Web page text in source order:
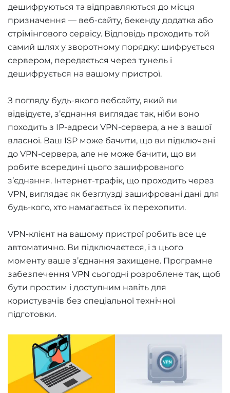
дешифруються та відправляються до місця
призначення — веб-сайту, бекенду додатка або
стрімінгового сервісу. Відповідь проходить той
самий шлях у зворотному порядку: шифрується
сервером, передається через тунель і
дешифрується на вашому пристрої.
З погляду будь-якого вебсайту, який ви
відвідуєте, з’єднання виглядає так, ніби воно
походить з IP-адреси VPN-сервера, а не з вашої
власної. Ваш ISP може бачити, що ви підключені
до VPN-сервера, але не може бачити, що ви
робите всередині цього зашифрованого
з’єднання. Інтернет-трафік, що проходить через
VPN, виглядає як безглузді зашифровані дані для
будь-кого, хто намагається їх перехопити.
VPN-клієнт на вашому пристрої робить все це
автоматично. Ви підключаєтеся, і з цього
моменту ваше з’єднання захищене. Програмне
забезпечення VPN сьогодні розроблене так, щоб
бути простим і доступним навіть для
користувачів без спеціальної технічної
підготовки.